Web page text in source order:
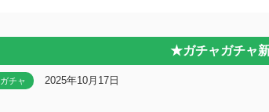
★ガチャガチャ
ガチャ 2025年10月17日